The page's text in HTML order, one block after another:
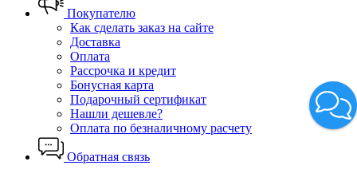
Покупателю
Как сделать заказ на сайте
Доставка
Оплата
Рассрочка и кредит
Бонусная карта
Подарочный сертификат
Нашли дешевле?
Оплата по безналичному расчету
Обратная связь